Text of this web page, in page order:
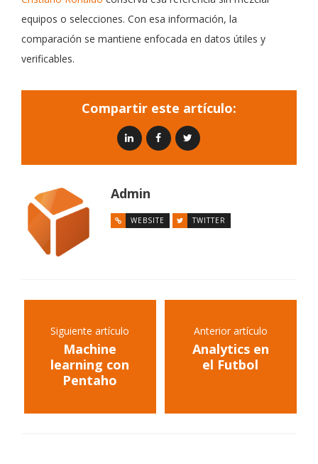
equipos o selecciones. Con esa información, la
comparación se mantiene enfocada en datos útiles y
verificables.
Compartir este artículo:
Admin
WEBSITE TWITTER
Siguiente artículo
Machine
learning con
Pentaho
Anterior artículo
Analytics en
el Futbol